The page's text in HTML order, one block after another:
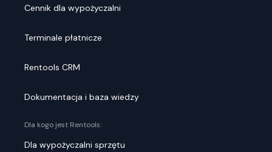
Cennik dla wypożyczalni
Terminale płatnicze
Rentools CRM
Dokumentacja i baza wiedzy
Dla kogo jest Rentools:
Dla wypożyczalni sprzętu